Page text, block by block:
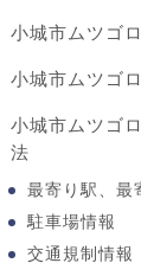
小城市ムツゴ
小城市ムツゴ
小城市ムツゴ
法
最寄り駅、最
駐車場情報
交通規制情報